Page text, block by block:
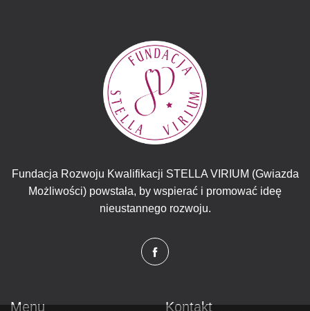
Fundacja Rozwoju Kwalifikacji STELLA VIRIUM (Gwiazda
Możliwości) powstała, by wspierać i promować ideę
nieustannego rozwoju.
Menu Kontakt